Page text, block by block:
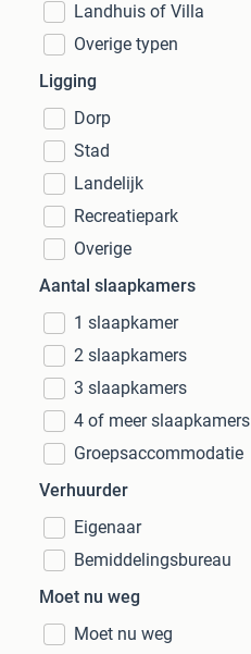
Landhuis of Villa
Overige typen
Ligging
Dorp
Stad
Landelijk
Recreatiepark
Overige
Aantal slaapkamers
1 slaapkamer
2 slaapkamers
3 slaapkamers
4 of meer slaapkamers
Groepsaccommodatie
Verhuurder
Eigenaar
Bemiddelingsbureau
Moet nu weg
Moet nu weg